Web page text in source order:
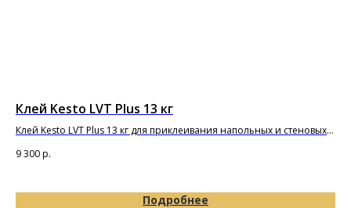
Клей Kesto LVT Plus 13 кг
Клей Kesto LVT Plus 13 кг для приклеивания напольных и стеновых
9 300р.
Подробнее